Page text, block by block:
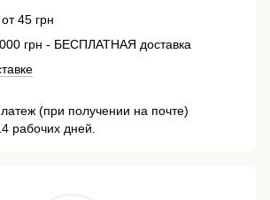
45 грн
грн - БЕСПЛАТНАЯ доставка
(при получении на почте)
рабочих дней.